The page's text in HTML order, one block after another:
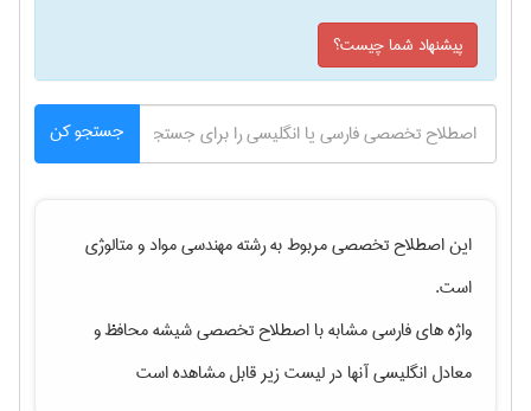
پیشنهاد شما چیست؟
جستجو کن
این اصطلاح تخصصی مربوط به رشتهمهندسی مواد و متالوژی
است.
واژه های فارسی مشابه با اصطلاح تخصصیشیشه محافظو
معادل انگلیسی آنها در لیست زیر قابل مشاهده است